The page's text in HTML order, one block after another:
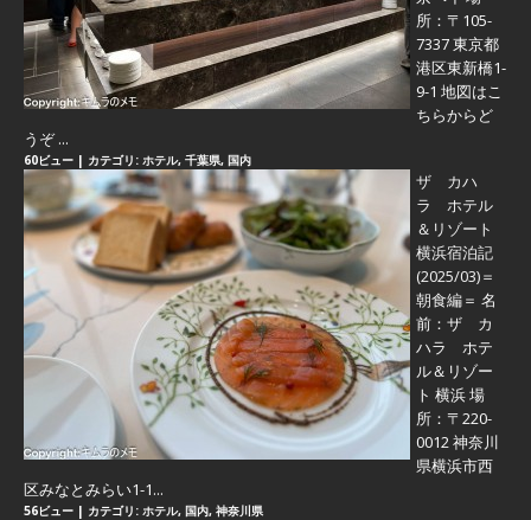
所：〒105-
7337 東京都
港区東新橋1-
9-1 地図はこ
ちらからど
うぞ ...
60ビュー | カテゴリ: ホテル, 千葉県, 国内
ザ カハ
ラ ホテル
＆リゾート
横浜宿泊記
(2025/03)＝
朝食編＝ 名
前：ザ カ
ハラ ホテ
ル＆リゾー
ト 横浜 場
所：〒220-
0012 神奈川
県横浜市西
区みなとみらい1-1...
56ビュー | カテゴリ: ホテル, 国内, 神奈川県